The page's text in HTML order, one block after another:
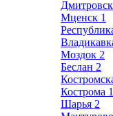
Дмитровск
Мценск 1
Моздок 2
Беслан 2
Кострома
Шарья 2